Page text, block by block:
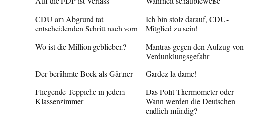
CDU am Abgrund tat
entscheidenden Schritt nach vorn
Ich bin stolz darauf, CDU-
Mitglied zu sein!
Wo ist die Million geblieben?
Mantras gegen den Aufzug von
Verdunklungsgefahr
Der berühmte Bock als Gärtner
Gardez la dame!
Fliegende Teppiche in jedem
Klassenzimmer
Das Polit-Thermometer oder
Wann werden die Deutschen
endlich mündig?